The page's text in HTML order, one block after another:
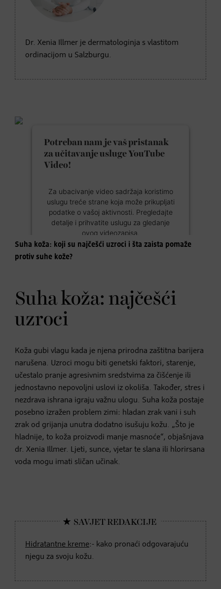
Dr. Xenia Illmer je dermatologinja s vlastitom
ordinacijom u Salzburgu.
Potreban nam je vaš pristanak
za učitavanje usluge YouTube
Video!
Za ubacivanje video sadržaja koristimo
uslugu treće strane koja može prikupljati
podatke o vašoj aktivnosti. Pregledajte
detalje i prihvatite uslugu za gledanje
ovog videozapisa.
Usercentrics Consent
Suha koža: koji su najčešći uzroci i šta zaista pomaže
protiv suhe kože?
Suha koža: najčešći
uzroci
Koža gubi vlagu kada je njena prirodna zaštitna barijera
narušena. Uzroci mogu biti genetski faktori, starenje,
učestalo pranje agresivnim sredstvima za čišćenje ili
jednostavno nepovoljni uslovi iz okoliša. Također, stres i
nezdrava ishrana igraju važnu ulogu. Suha koža postaje
posebno izražen problem zimi: hladan zrak vani i suh
zrak od grijanja unutra dodatno isušuju kožu. „Što je
hladnije, to koža proizvodi manje masnoće“, objašnjava
dr. Xenia Illmer. Ljeti, sunce, vjetar te slana ili hlorirsana
voda mogu imati sličan učinak.
Hidratantne kreme:- kako pronaći odgovarajuću
njegu za svoju kožu.